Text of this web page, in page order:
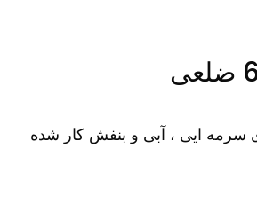
ایی ، آبی و بنفش کار شده